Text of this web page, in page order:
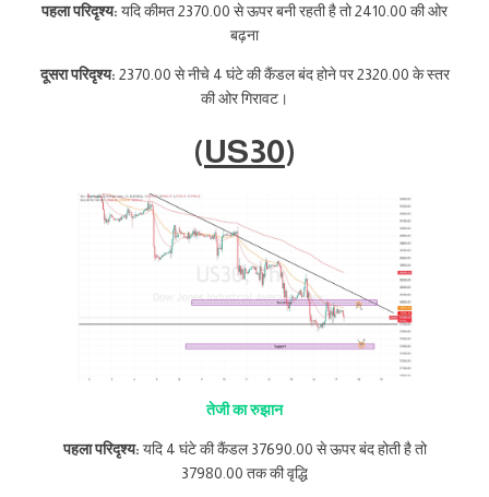
पहला परिदृश्य: यदि कीमत 2370.00 से ऊपर बनी रहती है तो 2410.00 की ओर
बढ़ना
दूसरा परिदृश्य: 2370.00 से नीचे 4 घंटे की कैंडल बंद होने पर 2320.00 के स्तर
की ओर गिरावट।
(US30)
तेजी का रुझान
पहला परिदृश्य: यदि 4 घंटे की कैंडल 37690.00 से ऊपर बंद होती है तो
37980.00 तक की वृद्धि